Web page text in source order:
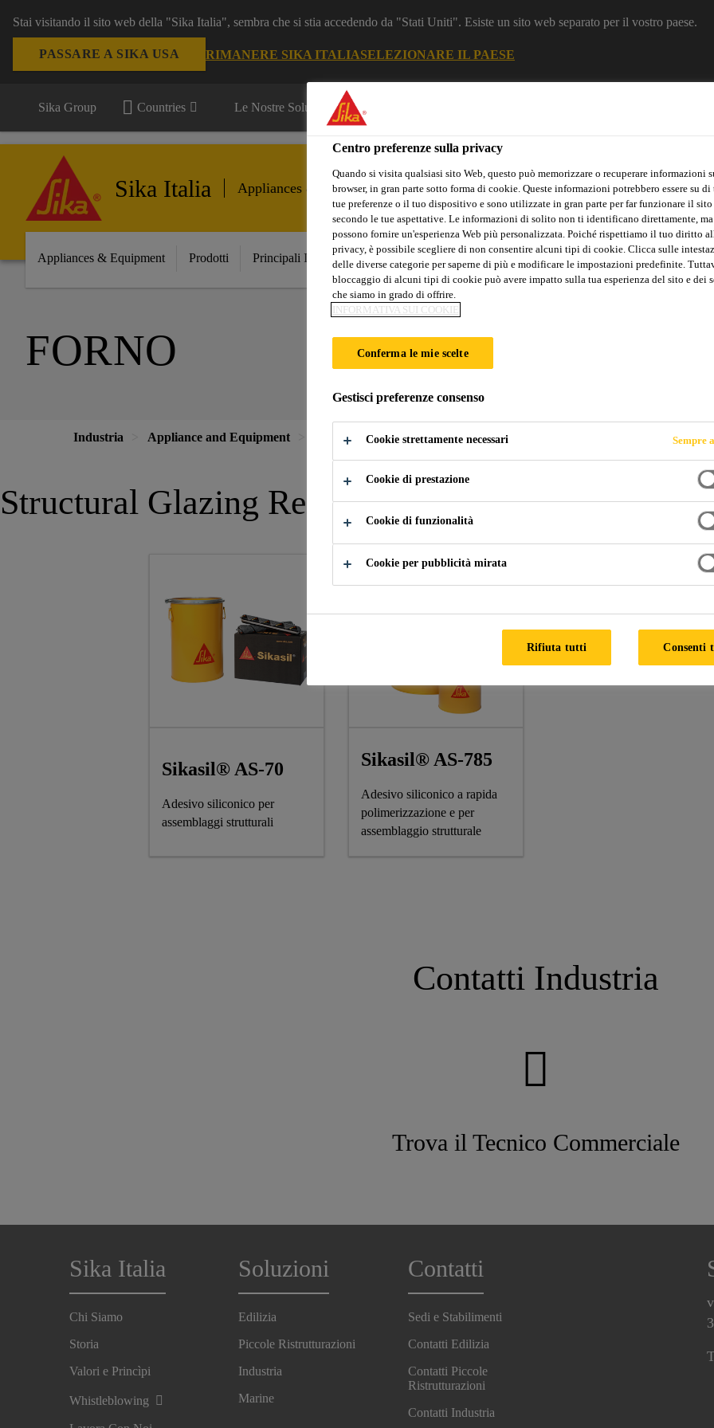
Stai visitando il sito web della "Sika Italia", sembra che si stia accedendo da "Stati Uniti". Esiste un sito web separato per il vostro paese.
PASSARE A SIKA USA RIMANERE SIKA ITALIASELEZIONARE IL PAESE
Sika Group Countries Le Nostre Soluzioni
Sika Italia Appliances & Equipment
Appliances & Equipment Prodotti Principali Innovazioni Downloads Chi Siamo: Appliances & Equipment
FORNO
Industria Appliance and Equipment Elettrodomestici Forno
Structural Glazing References
Sikasil® AS-70
Adesivo siliconico per
assemblaggi strutturali
Sikasil® AS-785
Adesivo siliconico a rapida
polimerizzazione e per
assemblaggio strutturale
Contatti Industria
Trova il Tecnico Commerciale
Sika Italia
Chi Siamo
Storia
Valori e Princìpi
Whistleblowing
Soluzioni
Edilizia
Piccole Ristrutturazioni
Industria
Marine
Contatti
Sedi e Stabilimenti
Contatti Edilizia
Contatti Piccole
Ristrutturazioni
Contatti Industria
Centro preferenze sulla privacy
Quando si visita qualsiasi sito Web, questo può memorizzare o recuperare informazioni
browser, in gran parte sotto forma di cookie. Queste informazioni potrebbero essere su di
tue preferenze o il tuo dispositivo e sono utilizzate in gran parte per far funzionare il sito
secondo le tue aspettative. Le informazioni di solito non ti identificano direttamente, ma
possono fornire un'esperienza Web più personalizzata. Poiché rispettiamo il tuo diritto
privacy, è possibile scegliere di non consentire alcuni tipi di cookie. Clicca sulle
delle diverse categorie per saperne di più e modificare le impostazioni predefinite.
bloccaggio di alcuni tipi di cookie può avere impatto sulla tua esperienza del sito e dei
che siamo in grado di offrire.
INFORMATIVA SUI COOKIE
Conferma le mie scelte
Gestisci preferenze consenso
Cookie strettamente necessari Sempre
Cookie di prestazione
Cookie di funzionalità
Cookie per pubblicità mirata
Rifiuta tutti Consenti